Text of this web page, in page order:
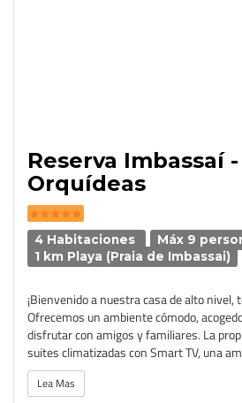
Reserva Imbassaí -
Orquídeas
4 Habitaciones
Máx 9
1 km Playa (Praia de Imbassai)
¡Bienvenido a nuestra casa de alto nivel,
Ofrecemos un ambiente cómodo,
disfrutar con amigos y familiares. La
suites climatizadas con Smart TV, una
Lea Mas